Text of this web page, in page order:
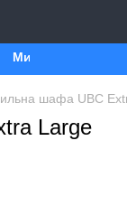
Ми працюємо. Все
шафа UBC
Large